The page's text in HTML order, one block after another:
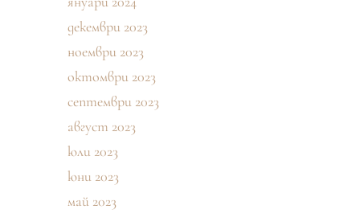
декември 2023
ноември 2023
октомври 2023
септември 2023
август 2023
юли 2023
юни 2023
май 2023